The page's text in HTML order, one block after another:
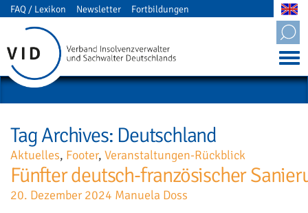
FAQ / Lexikon Newsletter Fortbildungen
Mitgliederbereich
Tag Archives: Deutschland
Aktuelles, Footer, Veranstaltungen-Rückblick
Fünfter deutsch-französischer
20. Dezember 2024 Manuela Doss